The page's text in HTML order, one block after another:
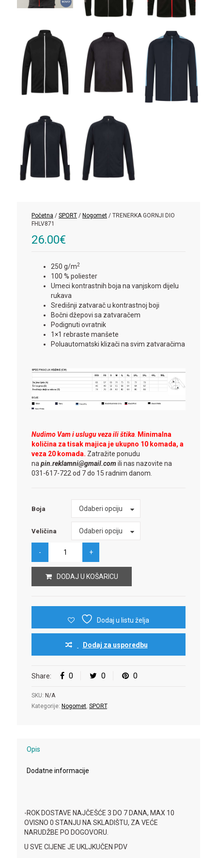
Početna / SPORT / Nogomet / TRENERKA GORNJI DIO
FHLV871
26.00€
250 g/m2
100 % poliester
Umeci kontrastnih boja na vanjskom dijelu
rukava
Središnji zatvarač u kontrastnoj boji
Bočni džepovi sa zatvaračem
Podignuti ovratnik
1×1 rebraste manšete
Poluautomatski klizači na svim zatvaračima
Nudimo Vam i uslugu veza ili štika Minimalna
količina za tisak majica je ukupno 10 komada, a
veza 20 komada. Zatražite ponudu
na pin.reklamni@gmail.com ili nas nazovite na
031-617-722 od 7 do 15 radnim danom.
Boja Odaberi opciju
Boja
Veličina Odaberi opciju
Veličina
DODAJ U KOŠARICU
Dodaj u listu želja
Dodaj za usporedbu
Share: 0 0 0
SKU: N/A
Kategorije: Nogomet, SPORT.
Opis
Dodatne informacije
-ROK DOSTAVE NAJČEŠĆE 3 DO 7 DANA, MAX 10
OVISNO 0 STANJU NA SKLADIŠTU, ZA VEĆE
NARUDŽBE PO DOGOVORU.
U SVE CIJENE JE UKLJKUČEN PDV